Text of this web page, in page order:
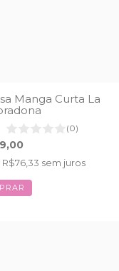
Manga Curta La
(0)
R$76,33 sem juros